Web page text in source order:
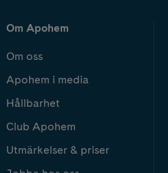
Om Apohem
Om oss
Apohem i media
Hållbarhet
Club Apohem
Utmärkelser & priser